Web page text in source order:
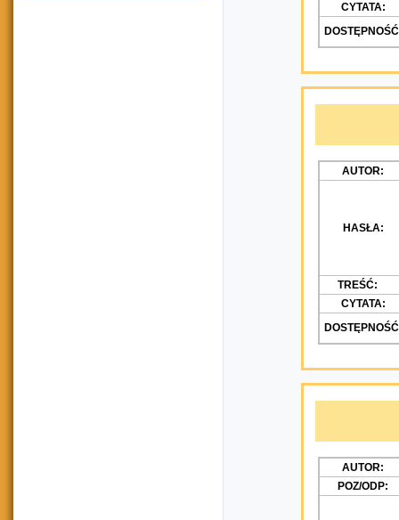
CYTATA:
AUTOR:
HASŁA:
TREŚĆ:
CYTATA:
AUTOR:
POZ/ODP: